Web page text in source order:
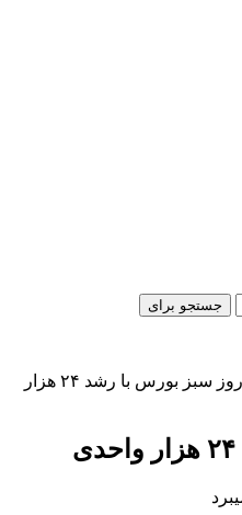
جستجو برای
روز سبز بورس با رشد ۲۴ هزار